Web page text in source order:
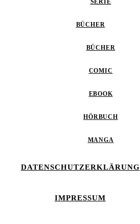
SERIE
BÜCHER
BÜCHER
COMIC
EBOOK
HÖRBUCH
MANGA
DATENSCHUTZERKLÄRUNG
IMPRESSUM